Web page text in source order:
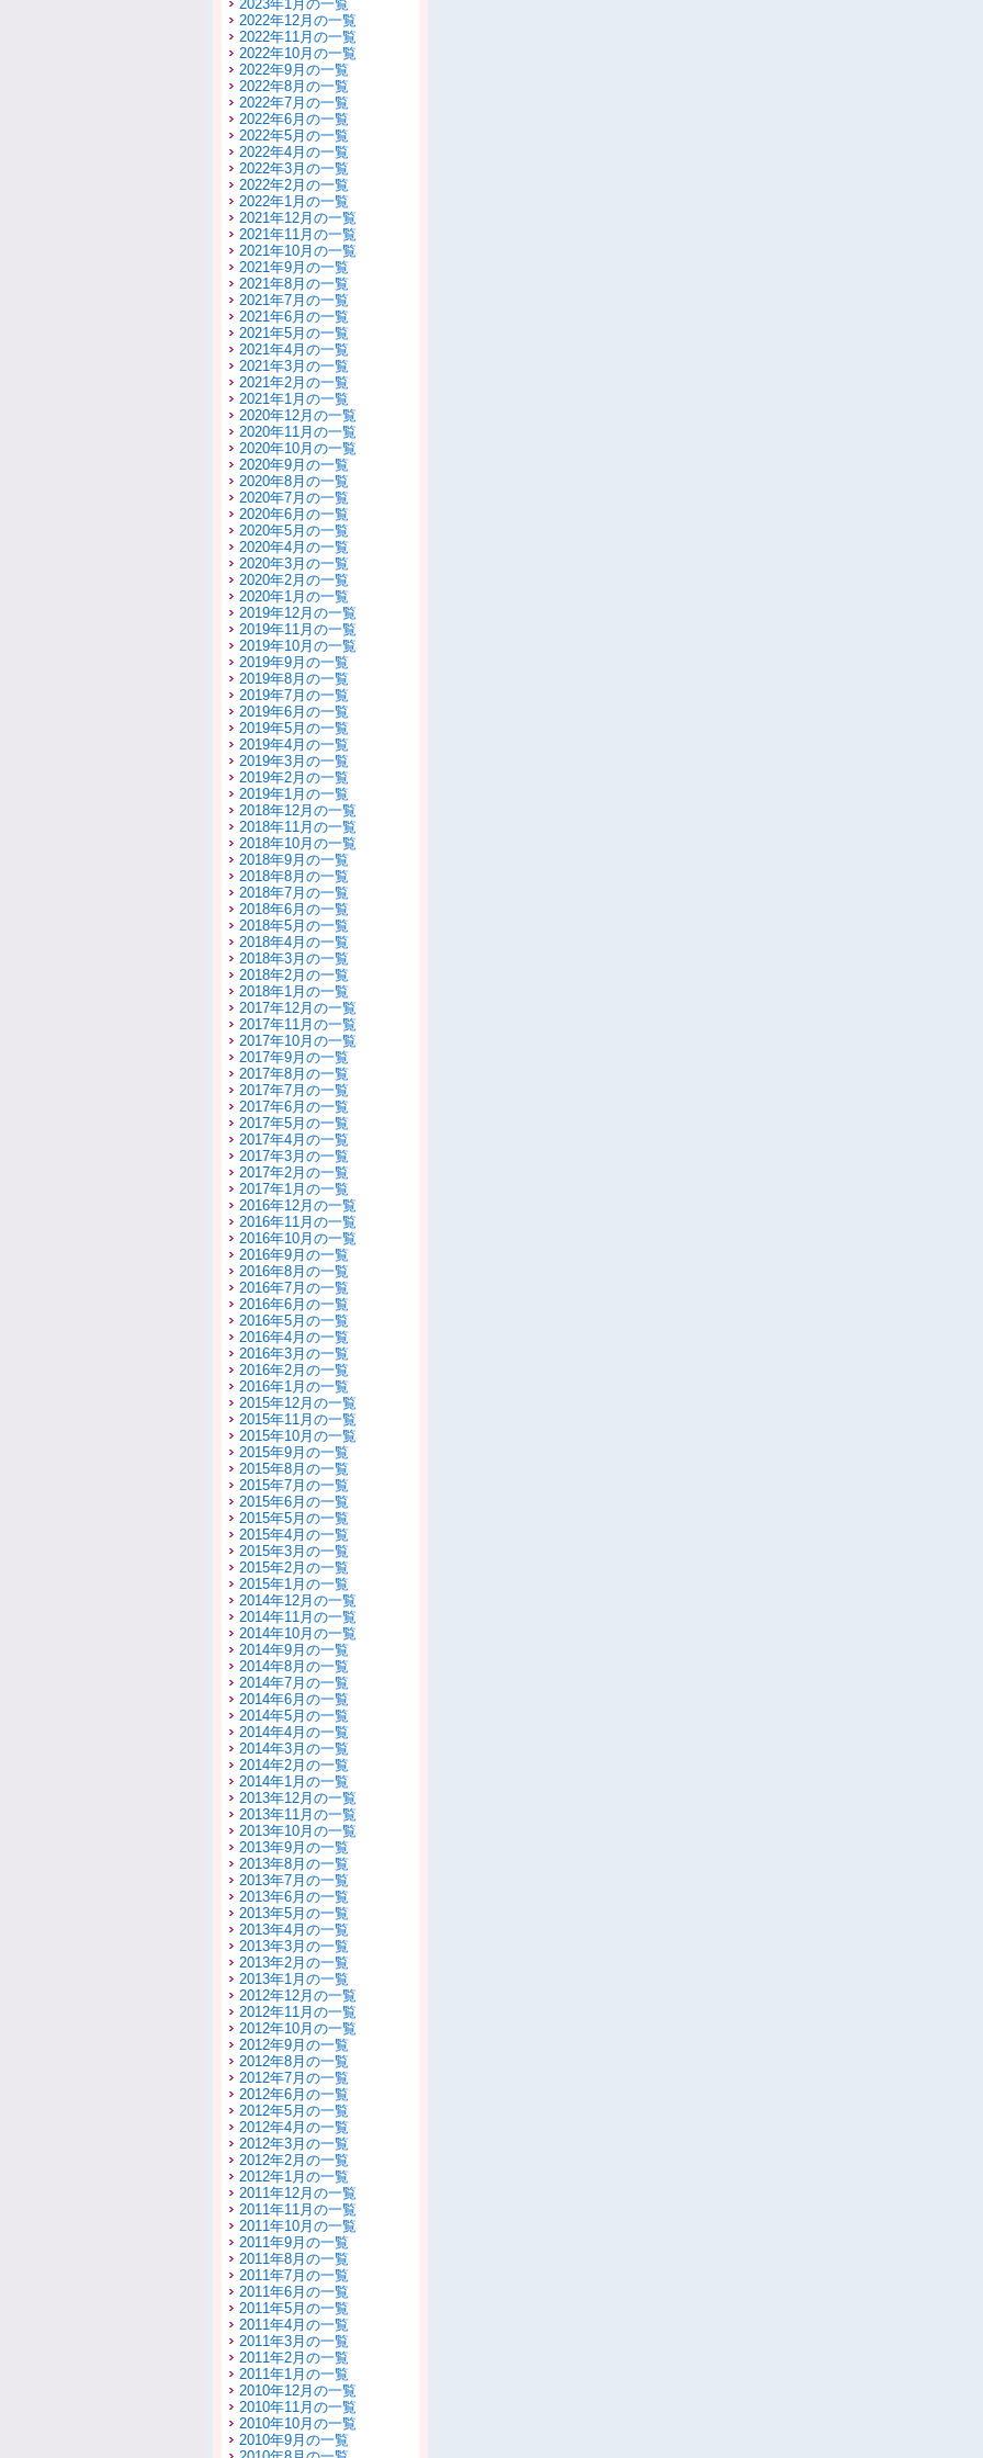
2023年1月の一覧
2022年12月の一覧
2022年11月の一覧
2022年10月の一覧
2022年9月の一覧
2022年8月の一覧
2022年7月の一覧
2022年6月の一覧
2022年5月の一覧
2022年4月の一覧
2022年3月の一覧
2022年2月の一覧
2022年1月の一覧
2021年12月の一覧
2021年11月の一覧
2021年10月の一覧
2021年9月の一覧
2021年8月の一覧
2021年7月の一覧
2021年6月の一覧
2021年5月の一覧
2021年4月の一覧
2021年3月の一覧
2021年2月の一覧
2021年1月の一覧
2020年12月の一覧
2020年11月の一覧
2020年10月の一覧
2020年9月の一覧
2020年8月の一覧
2020年7月の一覧
2020年6月の一覧
2020年5月の一覧
2020年4月の一覧
2020年3月の一覧
2020年2月の一覧
2020年1月の一覧
2019年12月の一覧
2019年11月の一覧
2019年10月の一覧
2019年9月の一覧
2019年8月の一覧
2019年7月の一覧
2019年6月の一覧
2019年5月の一覧
2019年4月の一覧
2019年3月の一覧
2019年2月の一覧
2019年1月の一覧
2018年12月の一覧
2018年11月の一覧
2018年10月の一覧
2018年9月の一覧
2018年8月の一覧
2018年7月の一覧
2018年6月の一覧
2018年5月の一覧
2018年4月の一覧
2018年3月の一覧
2018年2月の一覧
2018年1月の一覧
2017年12月の一覧
2017年11月の一覧
2017年10月の一覧
2017年9月の一覧
2017年8月の一覧
2017年7月の一覧
2017年6月の一覧
2017年5月の一覧
2017年4月の一覧
2017年3月の一覧
2017年2月の一覧
2017年1月の一覧
2016年12月の一覧
2016年11月の一覧
2016年10月の一覧
2016年9月の一覧
2016年8月の一覧
2016年7月の一覧
2016年6月の一覧
2016年5月の一覧
2016年4月の一覧
2016年3月の一覧
2016年2月の一覧
2016年1月の一覧
2015年12月の一覧
2015年11月の一覧
2015年10月の一覧
2015年9月の一覧
2015年8月の一覧
2015年7月の一覧
2015年6月の一覧
2015年5月の一覧
2015年4月の一覧
2015年3月の一覧
2015年2月の一覧
2015年1月の一覧
2014年12月の一覧
2014年11月の一覧
2014年10月の一覧
2014年9月の一覧
2014年8月の一覧
2014年7月の一覧
2014年6月の一覧
2014年5月の一覧
2014年4月の一覧
2014年3月の一覧
2014年2月の一覧
2014年1月の一覧
2013年12月の一覧
2013年11月の一覧
2013年10月の一覧
2013年9月の一覧
2013年8月の一覧
2013年7月の一覧
2013年6月の一覧
2013年5月の一覧
2013年4月の一覧
2013年3月の一覧
2013年2月の一覧
2013年1月の一覧
2012年12月の一覧
2012年11月の一覧
2012年10月の一覧
2012年9月の一覧
2012年8月の一覧
2012年7月の一覧
2012年6月の一覧
2012年5月の一覧
2012年4月の一覧
2012年3月の一覧
2012年2月の一覧
2012年1月の一覧
2011年12月の一覧
2011年11月の一覧
2011年10月の一覧
2011年9月の一覧
2011年8月の一覧
2011年7月の一覧
2011年6月の一覧
2011年5月の一覧
2011年4月の一覧
2011年3月の一覧
2011年2月の一覧
2011年1月の一覧
2010年12月の一覧
2010年11月の一覧
2010年10月の一覧
2010年9月の一覧